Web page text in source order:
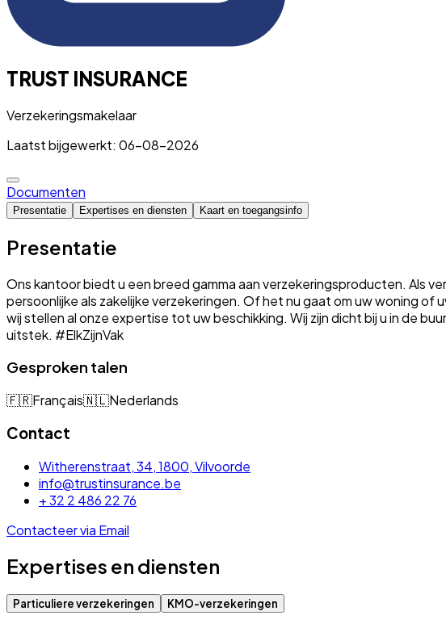
TRUST INSURANCE
Verzekeringsmakelaar
Laatst bijgewerkt: 06-08-2026
Documenten
Presentatie Expertises en diensten Kaart en toegangsinfo
Presentatie
Ons kantoor biedt u een breed gamma aan verzekeringsproducten. Als
persoonlijke als zakelijke verzekeringen. Of het nu gaat om uw woning
wij stellen al onze expertise tot uw beschikking. Wij zijn dicht bij u in de
uitstek. #ElkZijnVak
Gesproken talen
🇫🇷Français🇳🇱Nederlands
Contact
Witherenstraat, 34, 1800, Vilvoorde
info@trustinsurance.be
+ 32 2 486 22 76
Contacteer via Email
Expertises en diensten
Particuliere verzekeringen KMO-verzekeringen